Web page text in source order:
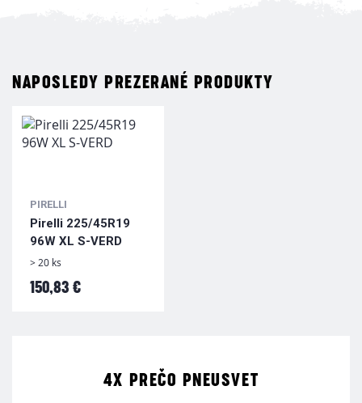
NAPOSLEDY PREZERANÉ PRODUKTY
PIRELLI
Pirelli 225/45R19
96W XL S-VERD
> 20 ks
150,83 €
4X PREČO PNEUSVET